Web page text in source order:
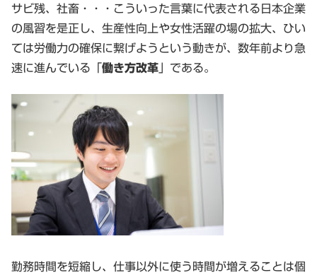
サビ残、社畜・・・こういった言葉に代表される日本企業
の風習を是正し、生産性向上や女性活躍の場の拡大、ひい
ては労働力の確保に繋げようという動きが、数年前より急
速に進んでいる「 働き方改革 」である。
勤務時間を短縮し、仕事以外に使う時間が増えることは個